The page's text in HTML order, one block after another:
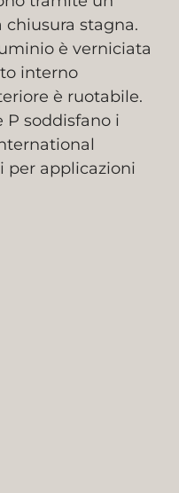
stagna.
è verniciata
interno
è ruotabile.
P soddisfano i
per applicazioni